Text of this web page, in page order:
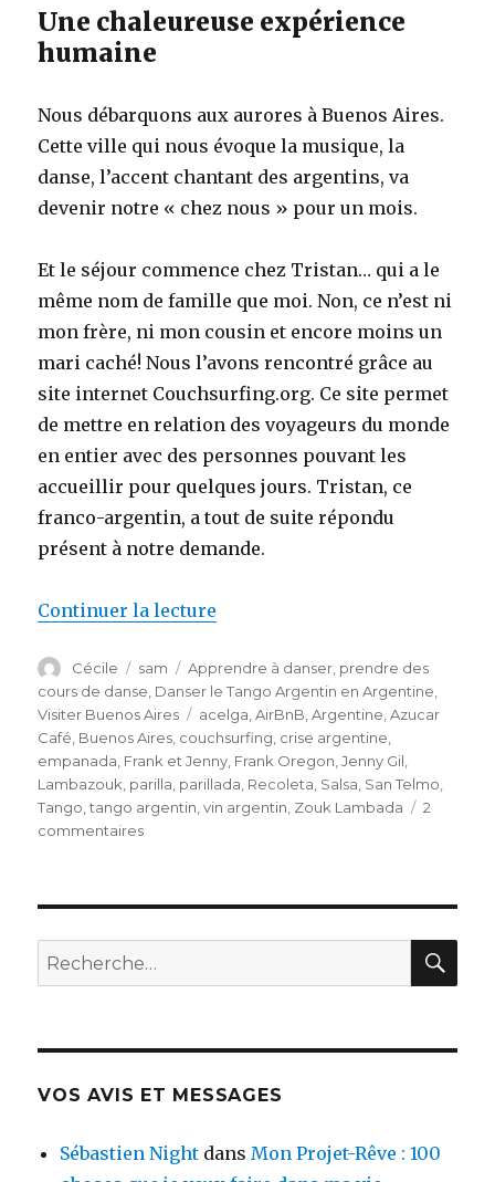
Une chaleureuse expérience
humaine
Nous débarquons aux aurores à Buenos Aires.
Cette ville qui nous évoque la musique, la
danse, l’accent chantant des argentins, va
devenir notre « chez nous » pour un mois.
Et le séjour commence chez Tristan… qui a le
même nom de famille que moi. Non, ce n’est ni
mon frère, ni mon cousin et encore moins un
mari caché! Nous l’avons rencontré grâce au
site internet Couchsurfing.org. Ce site permet
de mettre en relation des voyageurs du monde
en entier avec des personnes pouvant les
accueillir pour quelques jours. Tristan, ce
franco-argentin, a tout de suite répondu
présent à notre demande.
Continuer la lecture
Auteur
Cécile
Publié
le
sam Catégories
Apprendre à danser, prendre des
cours de danse, Danser le Tango Argentin en Argentine,
Visiter Buenos Aires
Étiquettes
acelga,AirBnB,Argentine,Azucar
Café, Buenos Aires, couchsurfing, crise argentine,
empanada, Frank et Jenny, Frank Oregon,Jenny Gil,
Lambazouk, parilla, parillada, Recoleta, Salsa, San Telmo,
Tango,tango argentin,vin argentin, Zouk Lambada
2
commentaires
sur
airs
de
Recherche
pour
VOS AVIS ET MESSAGES
Sébastien Night dansMon Projet-Rêve : 100